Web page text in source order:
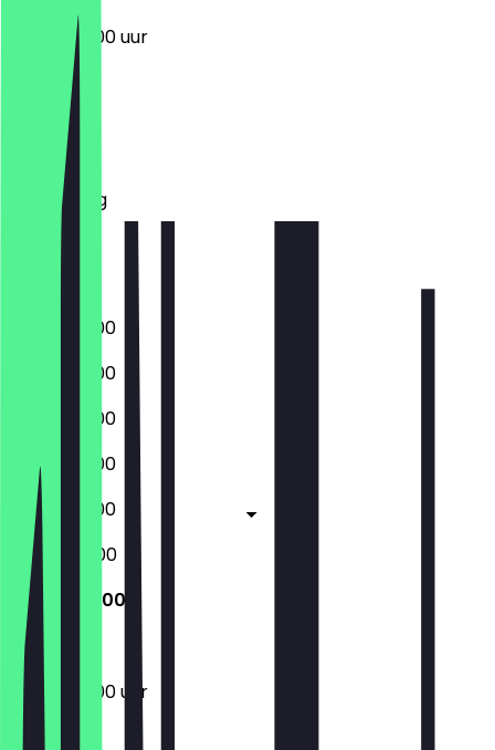
07:00 - 13:00 uur
Maandag
Dinsdag
Woensdag
Donderdag
Vrijdag
Zaterdag
06:00 - 19:00
06:00 - 19:00
06:00 - 19:00
06:00 - 19:00
06:00 - 19:00
07:00 - 17:00
07:00 - 13:00
07:00 - 13:00 uur